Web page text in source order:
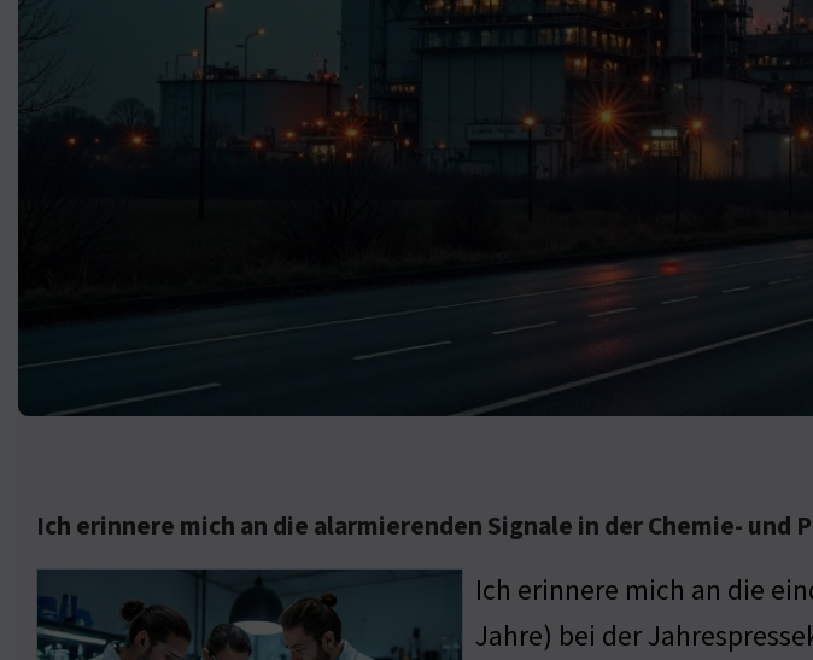
Ich erinnere mich an die alarmierenden Signale in der Chemie- und
Ich erinnere mich an die
Jahre) bei der